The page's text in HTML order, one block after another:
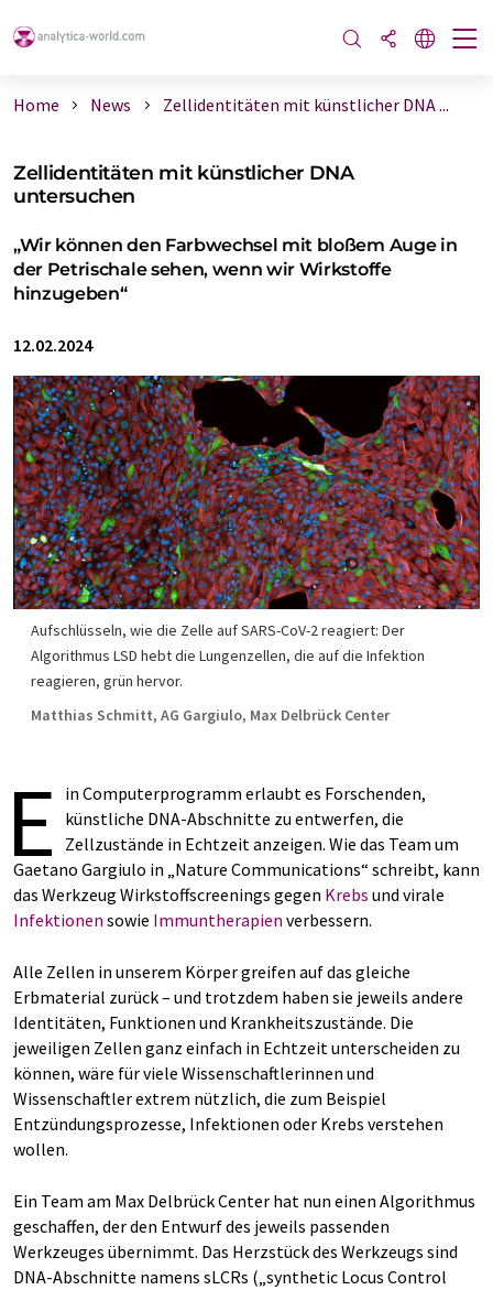
Home News Zellidentitäten mit künstlicher DNA ...
Zellidentitäten mit künstlicher DNA
untersuchen
„Wir können den Farbwechsel mit bloßem Auge in
der Petrischale sehen, wenn wir Wirkstoffe
hinzugeben“
12.02.2024
Aufschlüsseln, wie die Zelle auf SARS-CoV-2 reagiert: Der
Algorithmus LSD hebt die Lungenzellen, die auf die Infektion
reagieren, grün hervor.
Matthias Schmitt, AG Gargiulo, Max Delbrück Center
E
in Computerprogramm erlaubt es Forschenden,
künstliche DNA-Abschnitte zu entwerfen, die
Zellzustände in Echtzeit anzeigen. Wie das Team um
Gaetano Gargiulo in „Nature Communications“ schreibt, kann
das Werkzeug Wirkstoffscreenings gegen Krebs und virale
Infektionen sowie Immuntherapien verbessern.
Alle Zellen in unserem Körper greifen auf das gleiche
Erbmaterial zurück – und trotzdem haben sie jeweils andere
Identitäten, Funktionen und Krankheitszustände. Die
jeweiligen Zellen ganz einfach in Echtzeit unterscheiden zu
können, wäre für viele Wissenschaftlerinnen und
Wissenschaftler extrem nützlich, die zum Beispiel
Entzündungsprozesse, Infektionen oder Krebs verstehen
wollen.
Ein Team am Max Delbrück Center hat nun einen Algorithmus
geschaffen, der den Entwurf des jeweils passenden
Werkzeuges übernimmt. Das Herzstück des Werkzeugs sind
DNA-Abschnitte namens sLCRs („synthetic Locus Control